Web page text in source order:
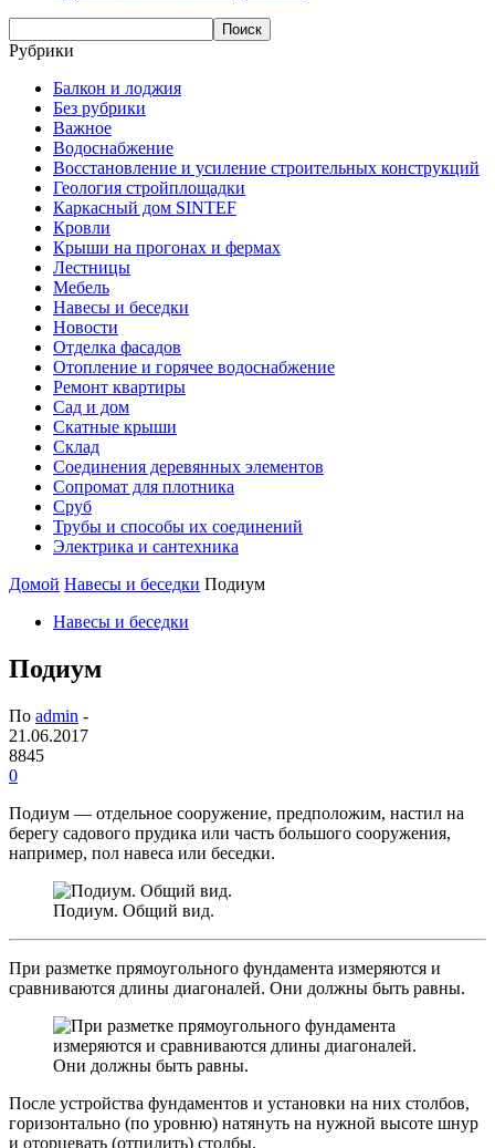
Рубрики
Балкон и лоджия
Без рубрики
Важное
Водоснабжение
Восстановление и усиление строительных конструкций
Геология стройплощадки
Каркасный дом SINTEF
Кровли
Крыши на прогонах и фермах
Лестницы
Мебель
Навесы и беседки
Новости
Отделка фасадов
Отопление и горячее водоснабжение
Ремонт квартиры
Сад и дом
Скатные крыши
Склад
Соединения деревянных элементов
Сопромат для плотника
Сруб
Трубы и способы их соединений
Электрика и сантехника
Домой Навесы и беседки Подиум
Навесы и беседки
Подиум
По admin -
21.06.2017
8845
0
Подиум — отдельное сооружение, предположим, настил на
берегу садового прудика или часть большого сооружения,
например, пол навеса или беседки.
Подиум. Общий вид.
При разметке прямоугольного фундамента измеряются и
сравниваются длины диагоналей. Они должны быть равны.
После устройства фундаментов и установки на них столбов,
горизонтально (по уровню) натянуть на нужной высоте шнур
и оторцевать (отпилить) столбы.